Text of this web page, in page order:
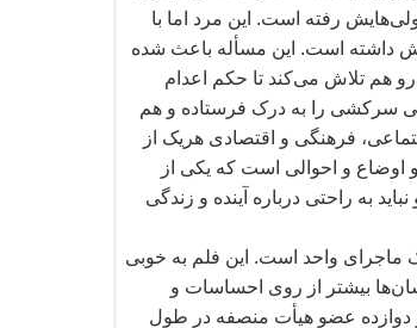
هایش رفته است. این مرد اما با
داشته است. این مسأله باعث شده
رو هم تلاش میکند تا حکم اعدام
سرکشی را به درک فرستاده و هم
فرهنگی و اقتصادی هریک از
و احوالی است که یکی از
به راحتی درباره آینده و زندگی
ماجرای واحد است. این فلم به خوبی
ها بیشتر از روی احساسات و
دوازده عضو هیأت منصفه در طول